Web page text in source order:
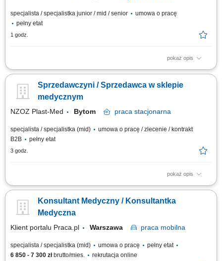
specjalista / specjalistka junior / mid / senior
umowa o pracę
pełny etat
1 godz.
pokaż opis
Na tym stanowisku będziesz zajmował/a się promocją kluczowych
Polpharma na powierzonym terenie (Płock, Ciechanów, Kutno, Płońsk,
Żychlin, Gostynin) a także podczas wydarzeń naukowych, dbając o
Sprzedawczyni / Sprzedawca w sklepie
medycznym
NZOZ Plast-Med Bytom praca stacjonarna
specjalista / specjalistka (mid)
umowa o pracę / zlecenie / kontrakt
B2B
pełny etat
3 godz.
pokaż opis
Obsługa klientów w zakresie wyrobów medycznych i pacjentów w ramach
zleceń).
Konsultant Medyczny / Konsultantka
Medyczna
Klient portalu Praca.pl Warszawa praca mobilna
specjalista / specjalistka (mid) umowa o pracę
pełny etat
6 850 - 7 300 złbrutto/mies. rekrutacja online